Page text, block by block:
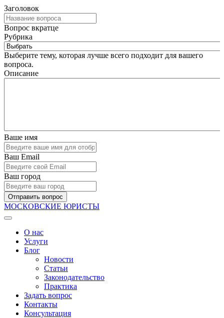
Заголовок
Вопрос вкратце
Рубрика
Выберите тему, которая лучше всего подходит для вашего
вопроса.
Описание
Ваше имя
Ваш Email
Ваш город
Отправить вопрос
МОСКОВСКИЕ ЮРИСТЫ
О нас
Услуги
Блог
Новости
Статьи
Законодательство
Практика
Задать вопрос
Контакты
Консультация